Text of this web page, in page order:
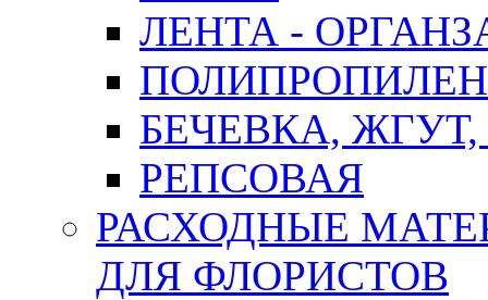
ЛЕНТА -
БЕЧЕВКА,
РЕПСОВАЯ
РАСХОДНЫЕ
ДЛЯ ФЛОРИСТОВ